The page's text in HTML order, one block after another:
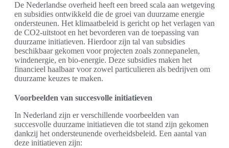
De Nederlandse overheid heeft een breed scala aan wetgeving
en subsidies ontwikkeld die de groei van duurzame energie
ondersteunen. Het klimaatbeleid is gericht op het verlagen van
de CO2-uitstoot en het bevorderen van de toepassing van
duurzame initiatieven. Hierdoor zijn tal van subsidies
beschikbaar gekomen voor projecten zoals zonnepanelen,
windenergie, en bio-energie. Deze subsidies maken het
financieel haalbaar voor zowel particulieren als bedrijven om
duurzame keuzes te maken.
Voorbeelden van succesvolle initiatieven
In Nederland zijn er verschillende voorbeelden van
succesvolle duurzame initiatieven die tot stand zijn gekomen
dankzij het ondersteunende overheidsbeleid. Een aantal van
deze initiatieven zijn: